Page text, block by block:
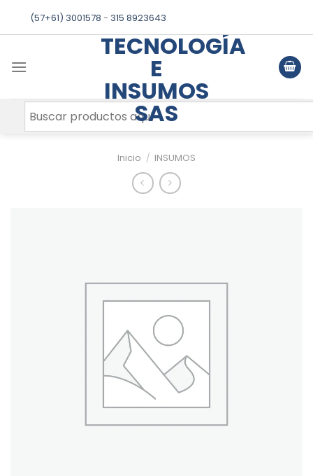
(57+61) 3001578 - 315 8923643
TECNOLOGÍA
E
INSUMOS
SAS
Inicio / INSUMOS